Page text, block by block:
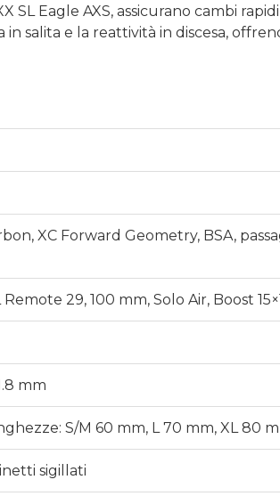
SL Eagle AXS, assicurano cambi
salita e la reattività in discesa,
XC Forward Geometry, BSA,
29, 100 mm, Solo Air, Boost
mm
S/M 60 mm, L 70 mm, XL 80
sigillati